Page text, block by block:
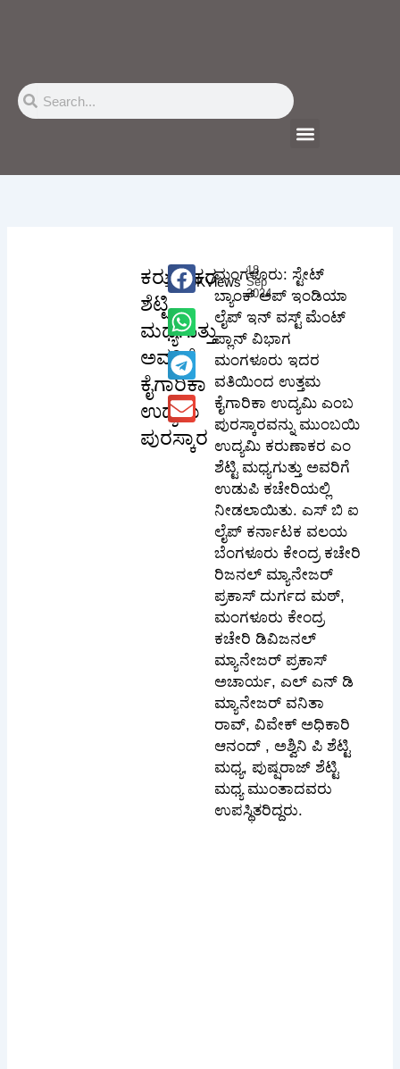
SearchSearch
Menu
ಕರುಣಾಕರ
ಶೆಟ್ಟಿ
ಮಧ್ಯಗುತ್ತು
ಅವರಿಗೆ
ಕೈಗಾರಿಕಾ
ಉದ್ಯಮಿ
ಪುರಸ್ಕಾರ
102.5KViews
18
Sep
2024
ಮಂಗಳೂರು: ಸ್ಟೇಟ್
ಬ್ಯಾಂಕ್ ಅಪ್ ಇಂಡಿಯಾ
ಲೈಪ್ ಇನ್ ವಸ್ಟ್ ಮೆಂಟ್
ಪ್ಲಾನ್ ವಿಭಾಗ
ಮಂಗಳೂರು ಇದರ
ವತಿಯಿಂದ ಉತ್ತಮ
ಕೈಗಾರಿಕಾ ಉದ್ಯಮಿ ಎಂಬ
ಪುರಸ್ಕಾರವನ್ನು ಮುಂಬಯಿ
ಉದ್ಯಮಿ ಕರುಣಾಕರ ಎಂ
ಶೆಟ್ಟಿ ಮಧ್ಯಗುತ್ತು ಅವರಿಗೆ
ಉಡುಪಿ ಕಚೇರಿಯಲ್ಲಿ
ನೀಡಲಾಯಿತು. ಎಸ್ ಬಿ ಐ
ಲೈಪ್ ಕರ್ನಾಟಕ ವಲಯ
ಬೆಂಗಳೂರು ಕೇಂದ್ರ ಕಚೇರಿ
ರಿಜನಲ್ ಮ್ಯಾನೇಜರ್
ಪ್ರಕಾಸ್ ದುರ್ಗದ ಮಠ್,
ಮಂಗಳೂರು ಕೇಂದ್ರ
ಕಚೇರಿ ಡಿವಿಜನಲ್
ಮ್ಯಾನೇಜರ್ ಪ್ರಕಾಸ್
ಅಚಾರ್ಯ, ಎಲ್ ಎನ್ ಡಿ
ಮ್ಯಾನೇಜರ್ ವನಿತಾ
ರಾವ್, ವಿವೇಕ್ ಅಧಿಕಾರಿ
ಆನಂದ್ , ಅಶ್ವಿನಿ ಪಿ ಶೆಟ್ಟಿ
ಮಧ್ಯ, ಪುಷ್ಷರಾಜ್ ಶೆಟ್ಟಿ
ಮಧ್ಯ ಮುಂತಾದವರು
ಉಪಸ್ಥಿತರಿದ್ದರು.